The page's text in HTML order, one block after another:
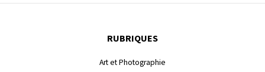
RUBRIQUES
Art et Photographie